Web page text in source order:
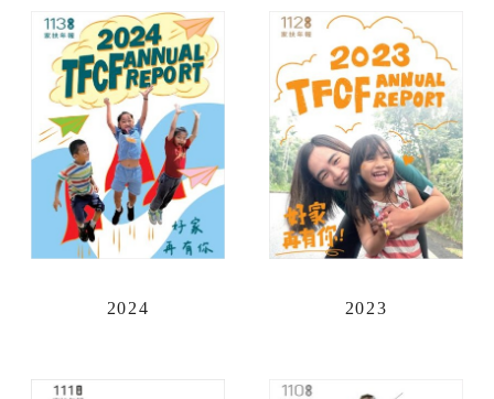
2024 2023